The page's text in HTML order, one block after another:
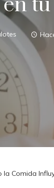
la Comida